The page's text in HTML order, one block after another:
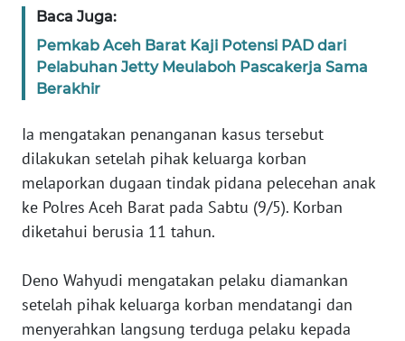
Baca Juga:
Pemkab Aceh Barat Kaji Potensi PAD dari
Pelabuhan Jetty Meulaboh Pascakerja Sama
Berakhir
Ia mengatakan penanganan kasus tersebut
dilakukan setelah pihak keluarga korban
melaporkan dugaan tindak pidana pelecehan anak
ke Polres Aceh Barat pada Sabtu (9/5). Korban
diketahui berusia 11 tahun.
Deno Wahyudi mengatakan pelaku diamankan
setelah pihak keluarga korban mendatangi dan
menyerahkan langsung terduga pelaku kepada
SUMUT
JABAR
WN
WN
NTT